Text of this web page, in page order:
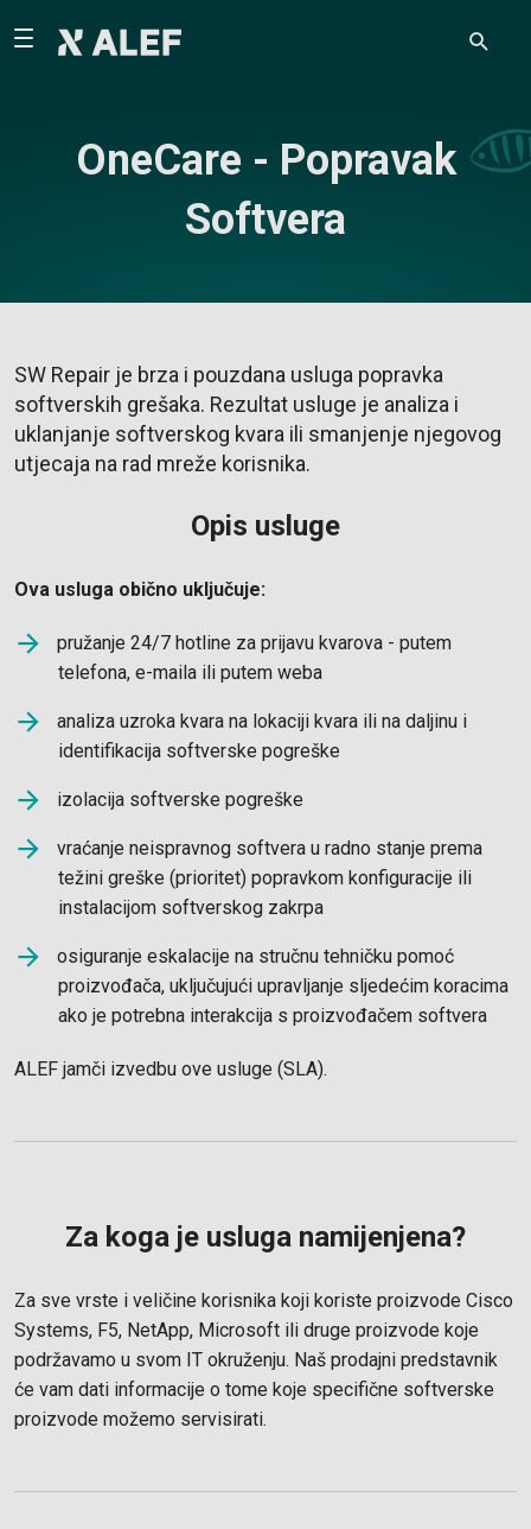
OneCare - Popravak
Softvera
SW Repair je brza i pouzdana usluga popravka
softverskih grešaka. Rezultat usluge je analiza i
uklanjanje softverskog kvara ili smanjenje njegovog
utjecaja na rad mreže korisnika.
Opis usluge
Ova usluga obično uključuje:
pružanje 24/7 hotline za prijavu kvarova - putem
telefona, e-maila ili putem weba
analiza uzroka kvara na lokaciji kvara ili na daljinu i
identifikacija softverske pogreške
izolacija softverske pogreške
vraćanje neispravnog softvera u radno stanje prema
težini greške (prioritet) popravkom konfiguracije ili
instalacijom softverskog zakrpa
osiguranje eskalacije na stručnu tehničku pomoć
proizvođača, uključujući upravljanje sljedećim koracima
ako je potrebna interakcija s proizvođačem softvera
ALEF jamči izvedbu ove usluge (SLA).
Za koga je usluga namijenjena?
Za sve vrste i veličine korisnika koji koriste proizvode Cisco
Systems, F5, NetApp, Microsoft ili druge proizvode koje
podržavamo u svom IT okruženju. Naš prodajni predstavnik
će vam dati informacije o tome koje specifične softverske
proizvode možemo servisirati.